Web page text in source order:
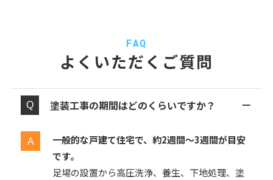
FAQ
よくいただくご質問
塗装工事の期間はどのくらいですか？
一般的な戸建て住宅で、約2週間〜3週間が目安
です。
足場の設置から高圧洗浄、養生、下地処理、塗